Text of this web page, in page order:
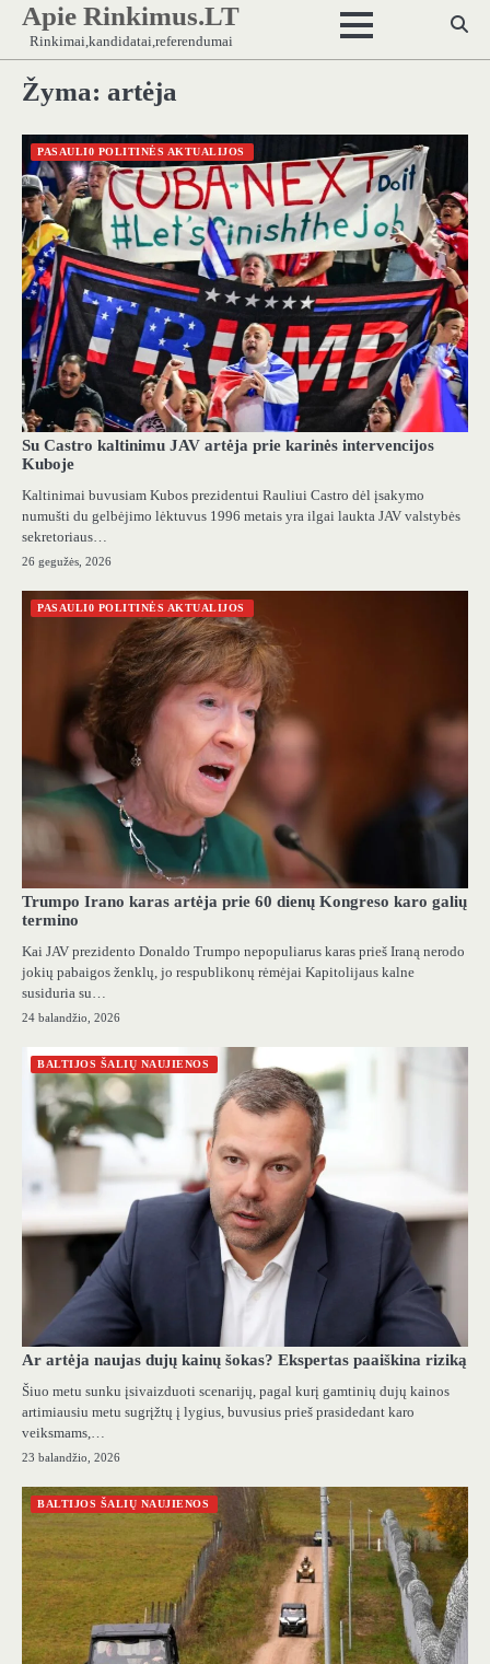
Skip
content
Apie Rinkimus.LT
Rinkimai,kandidatai,referendumai
Žyma: artėja
PASAULI0 POLITINĖS AKTUALIJOS
Su Castro kaltinimu JAV artėja prie karinės intervencijos
Kuboje
Kaltinimai buvusiam Kubos prezidentui Rauliui Castro dėl įsakymo
numušti du gelbėjimo lėktuvus 1996 metais yra ilgai laukta JAV valstybės
sekretoriaus…
26 gegužės, 2026
PASAULI0 POLITINĖS AKTUALIJOS
Trumpo Irano karas artėja prie 60 dienų Kongreso karo galių
termino
Kai JAV prezidento Donaldo Trumpo nepopuliarus karas prieš Iraną nerodo
jokių pabaigos ženklų, jo respublikonų rėmėjai Kapitolijaus kalne
susiduria su…
24 balandžio, 2026
BALTIJOS ŠALIŲ NAUJIENOS
Ar artėja naujas dujų kainų šokas? Ekspertas paaiškina riziką
Šiuo metu sunku įsivaizduoti scenarijų, pagal kurį gamtinių dujų kainos
artimiausiu metu sugrįžtų į lygius, buvusius prieš prasidedant karo
veiksmams,…
23 balandžio, 2026
BALTIJOS ŠALIŲ NAUJIENOS